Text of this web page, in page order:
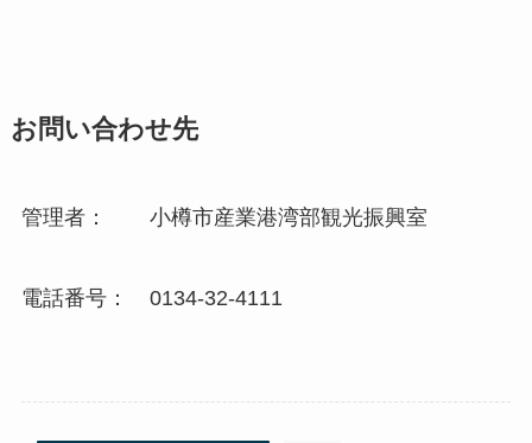
お問い合わせ先
管理者： 小樽市産業港湾部観光振興室
電話番号： 0134-32-4111